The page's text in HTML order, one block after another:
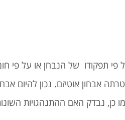
תפקודו של הנבחן או על פי
אבחון אוטיזם. נכון להיום
נבדק האם ההתנהגויות